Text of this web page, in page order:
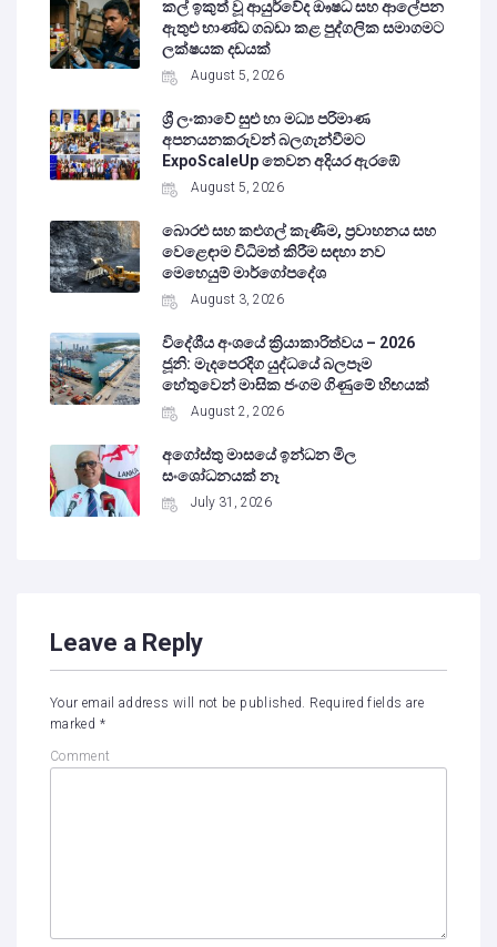
කල් ඉකුත් වූ ආයුර්වේද ඖෂධ සහ ආලේපන
ඇතුළු භාණ්ඩ ගබඩා කළ පුද්ගලික සමාගමට
ලක්ෂයක දඩයක්
August 5, 2026
ශ්‍රී ලංකාවේ සුළු හා මධ්‍ය පරිමාණ
අපනයනකරුවන් බලගැන්වීමට
ExpoScaleUp තෙවන අදියර ඇරඹේ
August 5, 2026
බොරළු සහ කළුගල් කැණීම, ප්‍රවාහනය සහ
වෙළෙඳාම විධිමත් කිරීම සඳහා නව
මෙහෙයුම් මාර්ගෝපදේශ
August 3, 2026
විදේශීය අංශයේ ක්‍රියාකාරිත්වය – 2026
ජූනි: මැදපෙරදිග යුද්ධයේ බලපෑම
හේතුවෙන් මාසික ජංගම ගිණුමේ හිඟයක්
August 2, 2026
අගෝස්තු මාසයේ ඉන්ධන මිල
සංශෝධනයක් නෑ
July 31, 2026
Leave a Reply
Your email address will not be published. Required fields are
marked *
Comment